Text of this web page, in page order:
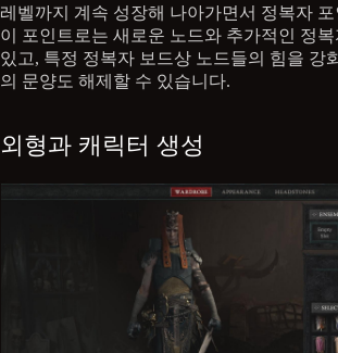
레벨까지 계속 성장해 나아가면서 정복자
이 포인트로는 새로운 노드와 추가적인 정
있고, 특정 정복자 보드상 노드들의 힘을 강
의 문양도 해제할 수 있습니다.
외형과 캐릭터 생성